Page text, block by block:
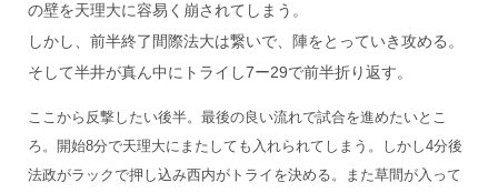
の壁を天理大に容易く崩されてしまう。
しかし、前半終了間際法大は繋いで、陣をとっていき攻める。
そして半井が真ん中にトライし7ー29で前半折り返す。
ここから反撃したい後半。最後の良い流れで試合を進めたいとこ
ろ。開始8分で天理大にまたしても入れられてしまう。しかし4分後
法政がラックで押し込み西内がトライを決める。また草間が入って